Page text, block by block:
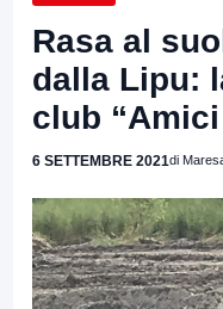
Rasa al
dalla Lipu:
club
6 SETTEMBRE 2021di